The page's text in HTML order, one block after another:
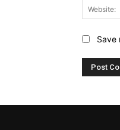
Save